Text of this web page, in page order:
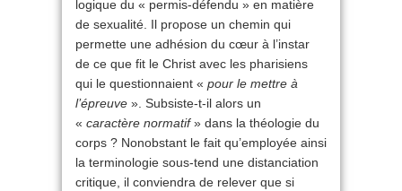
logique du « permis-défendu » en matière
de sexualité. Il propose un chemin qui
permette une adhésion du cœur à l’instar
de ce que fit le Christ avec les pharisiens
qui le questionnaient « pour le mettre à
l’épreuve ». Subsiste-t-il alors un
« caractère normatif» dans la théologie du
corps ? Nonobstant le fait qu’employée ainsi
la terminologie sous-tend une distanciation
critique, il conviendra de relever que si